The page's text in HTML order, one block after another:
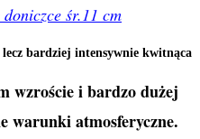
śr.11 cm
bardziej intensywnie kwitnąca
wzroście i bardzo dużej
warunki atmosferyczne.